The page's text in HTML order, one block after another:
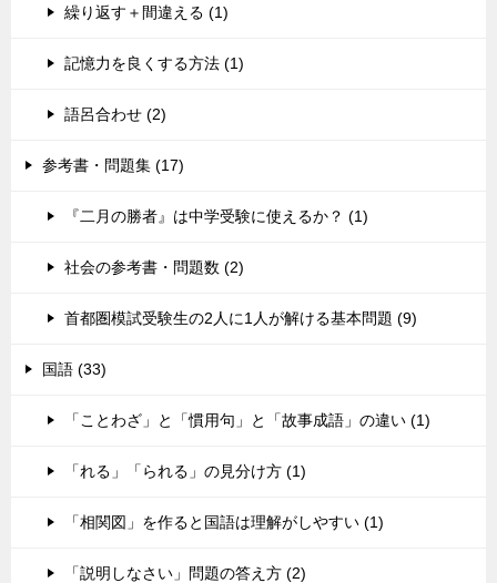
繰り返す＋間違える (1)
記憶力を良くする方法 (1)
語呂合わせ (2)
参考書・問題集 (17)
『二月の勝者』は中学受験に使えるか？ (1)
社会の参考書・問題数 (2)
首都圏模試受験生の2人に1人が解ける基本問題 (9)
国語 (33)
「ことわざ」と「慣用句」と「故事成語」の違い (1)
「れる」「られる」の見分け方 (1)
「相関図」を作ると国語は理解がしやすい (1)
「説明しなさい」問題の答え方 (2)